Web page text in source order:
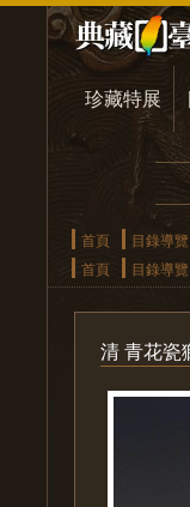
珍藏特展
首頁 目錄導覽
首頁
目錄導覽
清 青花瓷